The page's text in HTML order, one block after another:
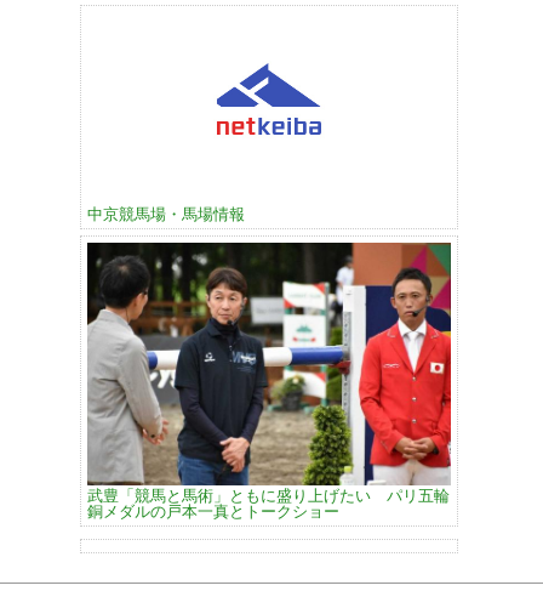
中京競馬場・馬場情報
武豊「競馬と馬術」ともに盛り上げたい パリ五輪
銅メダルの戸本一真とトークショー